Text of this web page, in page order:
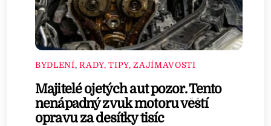
BYDLENÍ,RADY, TIPY, ZAJÍMAVOSTI
Majitelé ojetých aut pozor. Tento
nenápadný zvuk motoru věští
opravu za desítky tisíc